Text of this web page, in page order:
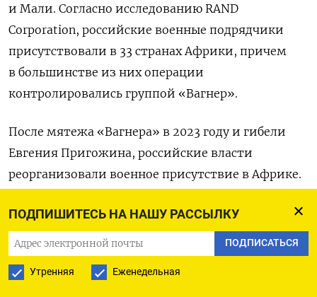
ПОДПИШИТЕСЬ НА НАШУ РАССЫЛКУ
ПОДПИСАТЬСЯ
Утренняя Еженедельная
и Мали. Согласно исследованию RAND
Corporation, российские военные подрядчики
присутствовали в 33 странах Африки, причем
в большинстве из них операции
контролировались группой «Вагнер».
После мятежа «Вагнера» в 2023 году и гибели
Евгения Пригожина, российские власти
реорганизовали военное присутствие в Африке.
в руках регулярных структур, а надзор за ними
передали новому образованию —
«Африканскому корпусу».